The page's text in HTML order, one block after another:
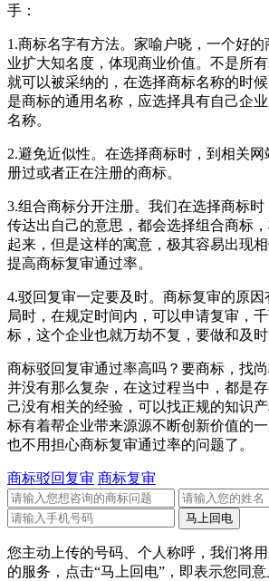
手：
1.商标名字有方法。家喻户晓，一个好
业扩大知名度，体现商业价值。不是所
就可以被采纳的，在选择商标名称的时
是商标的通用名称，应选择具有自己企
名称。
2.避免近似性。在选择商标时，到相关
册过或者正在注册的商标。
3.组合商标分开注册。我们在选择商标
传达出自己的意思，都会选择组合商标
起来，但是这样的寓意，极其容易出现
提高商标复审通过率。
4.驳回复审一定要及时。商标复审的原
局时，在规定时间内，可以申请复审，
标，这个企业也就万劫不复，要做和及
商标驳回复审通过率高吗？要商标，找
并没有那么复杂，在这过程当中，都是
己没有相关的经验，可以找正规的知识
标有着帮企业带来源源不断创新价值的
也不用担心商标复审通过率的问题了。
商标驳回复审 商标复审
您主动上传的号码、个人称呼，我们将
的服务，点击“马上回电”，即表示您同